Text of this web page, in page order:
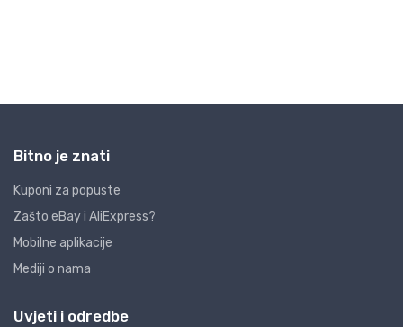
Bitno je znati
Kuponi za popuste
Zašto eBay i AliExpress?
Mobilne aplikacije
Mediji o nama
Uvjeti i odredbe